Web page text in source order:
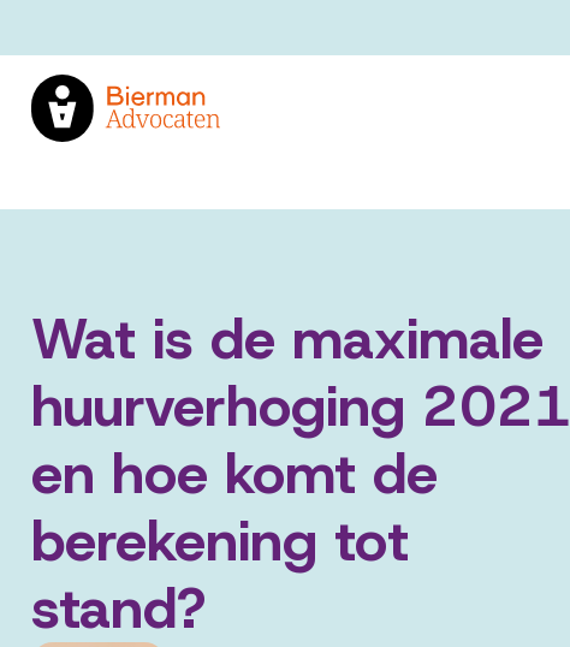
Wat is de maximale
huurverhoging 2021
en hoe komt de
berekening tot
stand?